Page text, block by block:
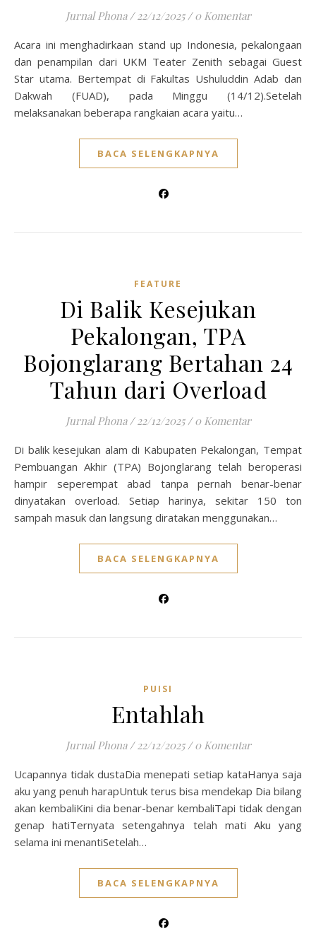
Jurnal Phona / 22/12/2025 / 0 Komentar
Acara ini menghadirkaan stand up Indonesia, pekalongaan
dan penampilan dari UKM Teater Zenith sebagai Guest
Star utama. Bertempat di Fakultas Ushuluddin Adab dan
Dakwah (FUAD), pada Minggu (14/12).Setelah
melaksanakan beberapa rangkaian acara yaitu…
BACA SELENGKAPNYA
FEATURE
Di Balik Kesejukan
Pekalongan, TPA
Bojonglarang Bertahan 24
Tahun dari Overload
Jurnal Phona / 22/12/2025 / 0 Komentar
Di balik kesejukan alam di Kabupaten Pekalongan, Tempat
Pembuangan Akhir (TPA) Bojonglarang telah beroperasi
hampir seperempat abad tanpa pernah benar-benar
dinyatakan overload. Setiap harinya, sekitar 150 ton
sampah masuk dan langsung diratakan menggunakan…
BACA SELENGKAPNYA
PUISI
Entahlah
Jurnal Phona / 22/12/2025 / 0 Komentar
Ucapannya tidak dustaDia menepati setiap kataHanya saja
aku yang penuh harapUntuk terus bisa mendekap Dia bilang
akan kembaliKini dia benar-benar kembaliTapi tidak dengan
genap hatiTernyata setengahnya telah mati Aku yang
selama ini menantiSetelah…
BACA SELENGKAPNYA